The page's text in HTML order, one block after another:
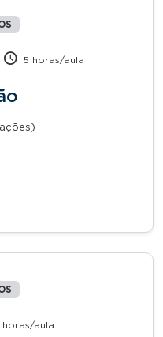
5 horas/aula
horas/aula